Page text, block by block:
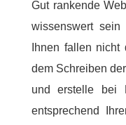
Gut rankende
wissenswert
Ihnen fallen
dem Schreiben
und erstelle bei
entsprechend